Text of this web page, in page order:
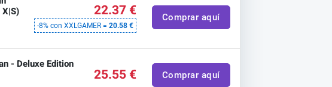
22.37 €
-8% con XXLGAMER = 20.58 €
Comprar aquí
- Deluxe Edition
25.55 € Comprar aquí